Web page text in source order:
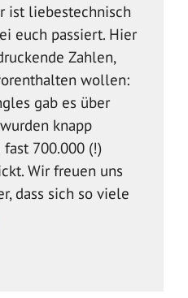
ist liebestechnisch
euch passiert. Hier
Zahlen,
wollen:
gab es über
knapp
700.000 (!)
Wir freuen uns
dass sich so viele